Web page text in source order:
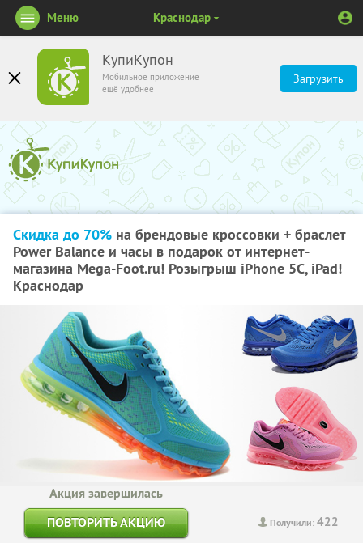
КупиКупон
Мобильное приложение
ещё удобнее
Загрузить
Меню Краснодар
Скидка до 70% на брендовые кроссовки + браслет
Power Balance и часы в подарок от интернет-
магазина Mega-Foot.ru! Розыгрыш iPhone 5C, iPad!
Краснодар
Получили:422
Акция завершилась
ПОВТОРИТЬ АКЦИЮ